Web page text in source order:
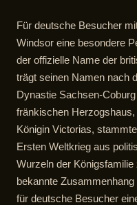
Für deutsche Besucher
Windsor eine besondere
der offizielle Name der
trägt seinen Namen nach
Dynastie Sachsen-
fränkischen
Königin Victorias,
Ersten Weltkrieg aus
Wurzeln der
bekannte
für deutsche Besucher